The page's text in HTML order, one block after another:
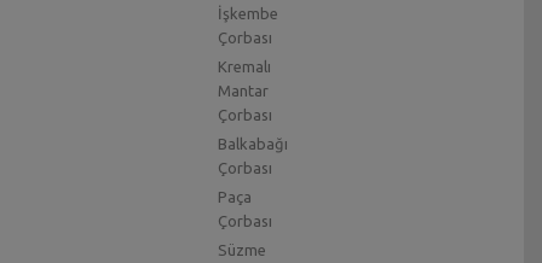
İşkembe
Çorbası
Kremalı
Mantar
Çorbası
Balkabağı
Çorbası
Paça
Çorbası
Süzme